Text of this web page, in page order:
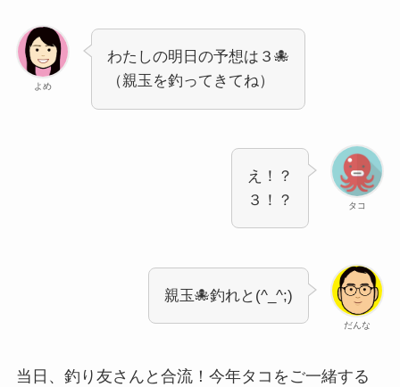
よめ
わたしの明日の予想は３🐙
（親玉を釣ってきてね）
タコ
え！？
３！？
だんな
親玉🐙釣れと(^_^;)
当日、釣り友さんと合流！今年タコをご一緒する